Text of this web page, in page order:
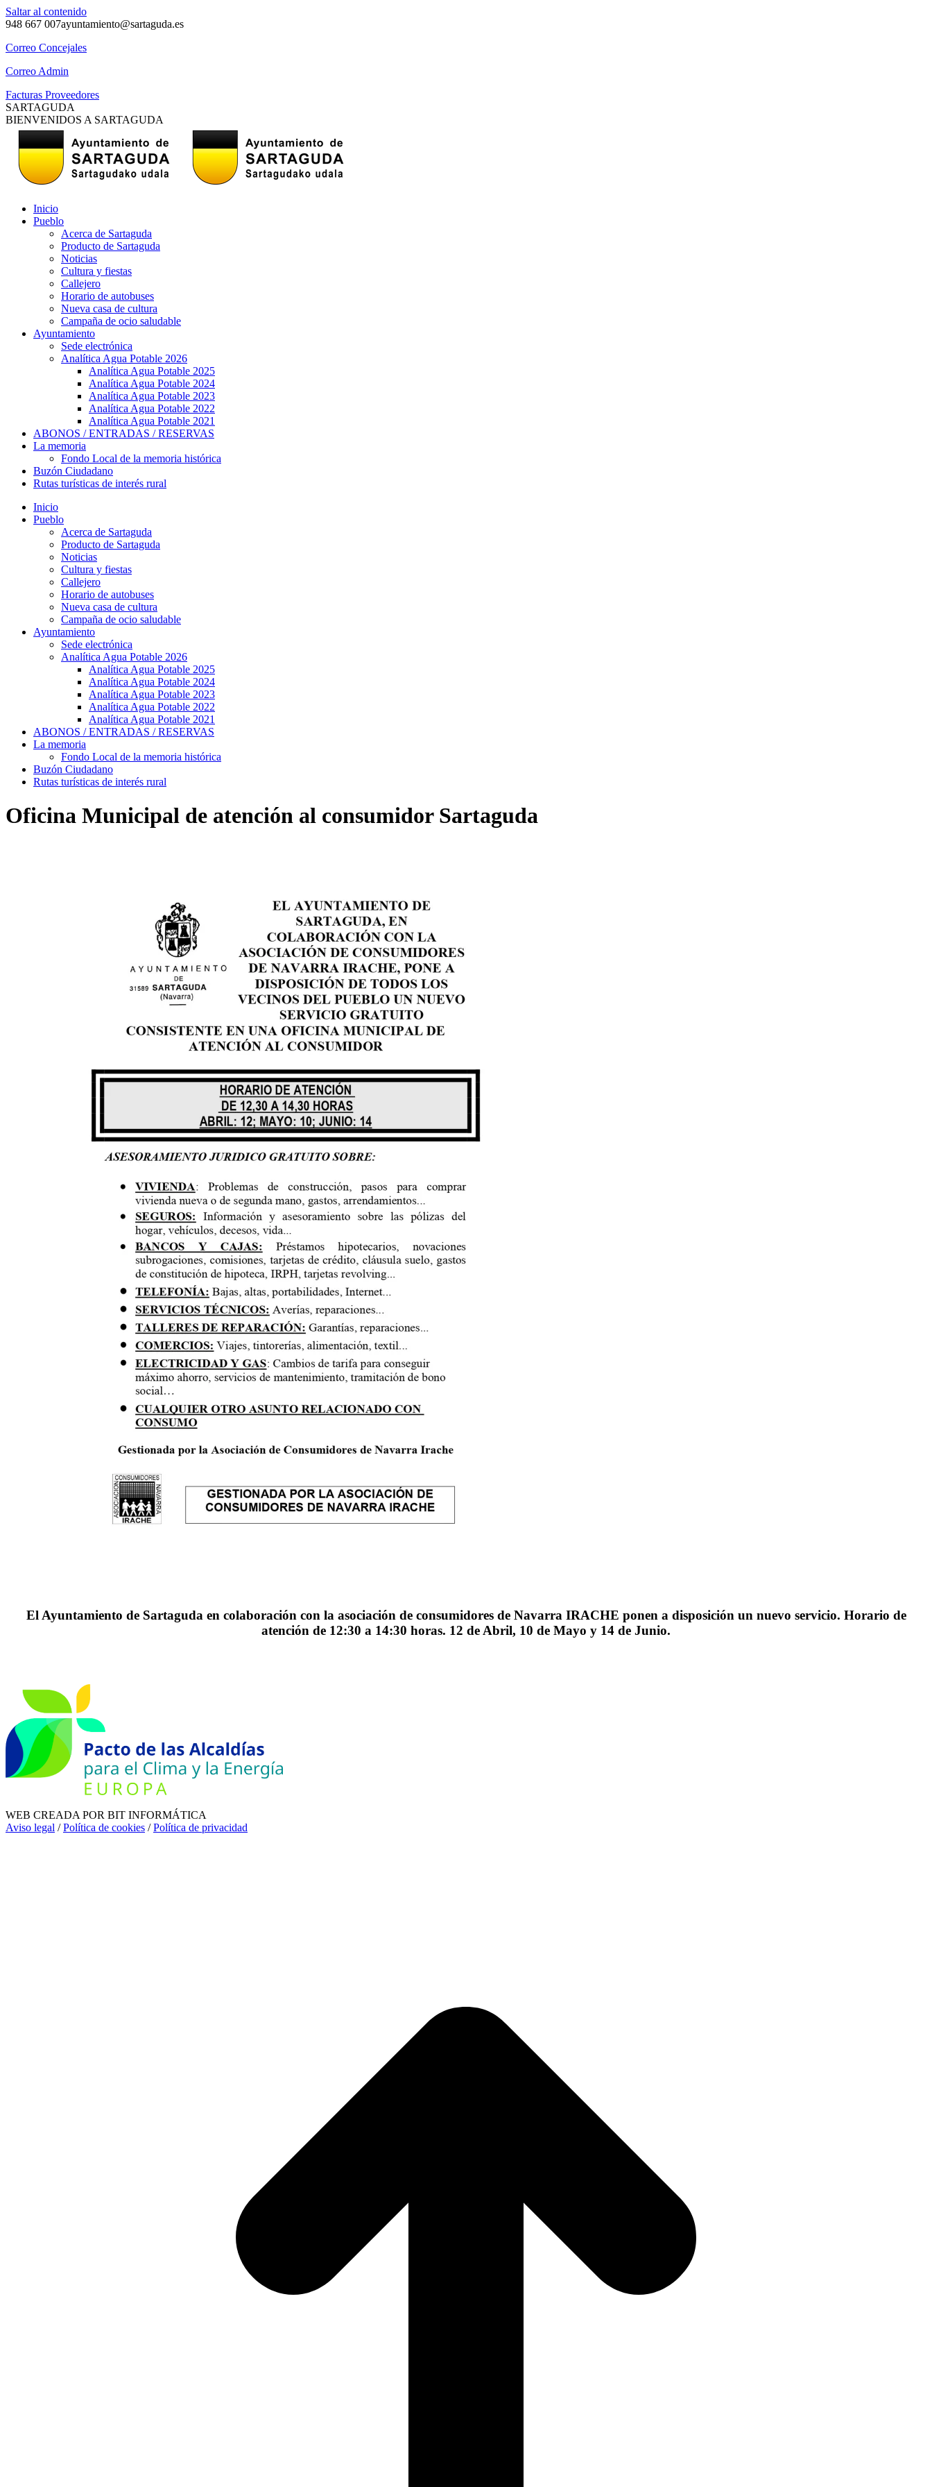
Saltar al contenido
948 667 007ayuntamiento@sartaguda.es
Correo Concejales
Correo Admin
Facturas Proveedores
SARTAGUDA
BIENVENIDOS A SARTAGUDA
Inicio
Pueblo
Acerca de Sartaguda
Producto de Sartaguda
Noticias
Cultura y fiestas
Callejero
Horario de autobuses
Nueva casa de cultura
Campaña de ocio saludable
Ayuntamiento
Sede electrónica
Analítica Agua Potable 2026
Analítica Agua Potable 2025
Analítica Agua Potable 2024
Analítica Agua Potable 2023
Analítica Agua Potable 2022
Analítica Agua Potable 2021
ABONOS / ENTRADAS / RESERVAS
La memoria
Fondo Local de la memoria histórica
Buzón Ciudadano
Rutas turísticas de interés rural
Inicio
Pueblo
Acerca de Sartaguda
Producto de Sartaguda
Noticias
Cultura y fiestas
Callejero
Horario de autobuses
Nueva casa de cultura
Campaña de ocio saludable
Ayuntamiento
Sede electrónica
Analítica Agua Potable 2026
Analítica Agua Potable 2025
Analítica Agua Potable 2024
Analítica Agua Potable 2023
Analítica Agua Potable 2022
Analítica Agua Potable 2021
ABONOS / ENTRADAS / RESERVAS
La memoria
Fondo Local de la memoria histórica
Buzón Ciudadano
Rutas turísticas de interés rural
Oficina Municipal de atención al consumidor Sartaguda
El Ayuntamiento de Sartaguda en colaboración con la asociación de consumidores de Navarra IRACHE ponen a disposición un nuevo servicio. Horario de
atención de 12:30 a 14:30 horas. 12 de Abril, 10 de Mayo y 14 de Junio.
WEB CREADA POR BIT INFORMÁTICA
Aviso legal /Política de cookies /Política de privacidad